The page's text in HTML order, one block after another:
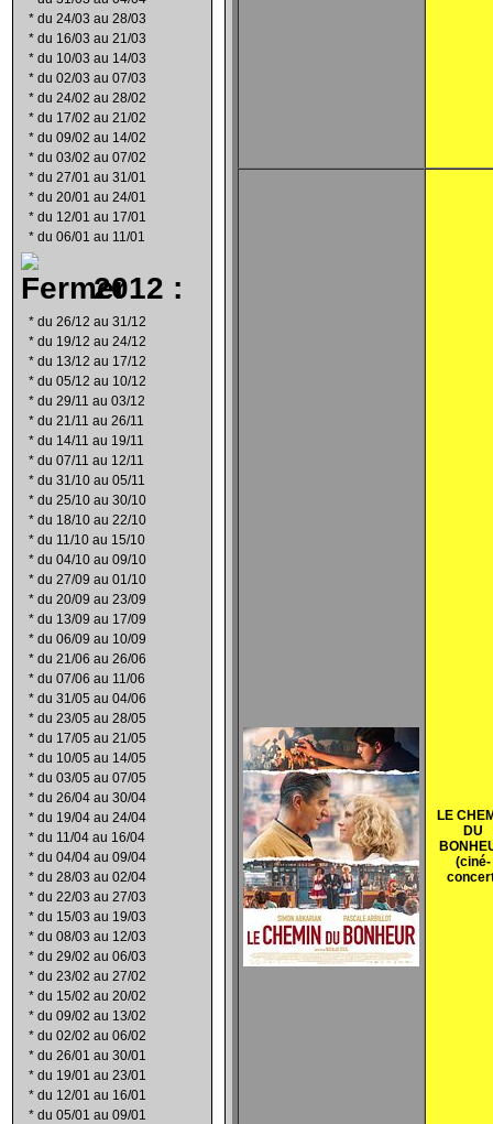
* du 24/03 au 28/03
* du 16/03 au 21/03
* du 10/03 au 14/03
* du 02/03 au 07/03
* du 24/02 au 28/02
* du 17/02 au 21/02
* du 09/02 au 14/02
* du 03/02 au 07/02
* du 27/01 au 31/01
* du 20/01 au 24/01
* du 12/01 au 17/01
* du 06/01 au 11/01
2012 :
* du 26/12 au 31/12
* du 19/12 au 24/12
* du 13/12 au 17/12
* du 05/12 au 10/12
* du 29/11 au 03/12
* du 21/11 au 26/11
* du 14/11 au 19/11
* du 07/11 au 12/11
* du 31/10 au 05/11
* du 25/10 au 30/10
* du 18/10 au 22/10
* du 11/10 au 15/10
* du 04/10 au 09/10
* du 27/09 au 01/10
* du 20/09 au 23/09
* du 13/09 au 17/09
* du 06/09 au 10/09
* du 21/06 au 26/06
* du 07/06 au 11/06
* du 31/05 au 04/06
* du 23/05 au 28/05
* du 17/05 au 21/05
* du 10/05 au 14/05
* du 03/05 au 07/05
* du 26/04 au 30/04
* du 19/04 au 24/04
* du 11/04 au 16/04
* du 04/04 au 09/04
* du 28/03 au 02/04
* du 22/03 au 27/03
* du 15/03 au 19/03
* du 08/03 au 12/03
* du 29/02 au 06/03
* du 23/02 au 27/02
* du 15/02 au 20/02
* du 09/02 au 13/02
* du 02/02 au 06/02
* du 26/01 au 30/01
* du 19/01 au 23/01
* du 12/01 au 16/01
* du 05/01 au 09/01
LE
DU
(ciné-